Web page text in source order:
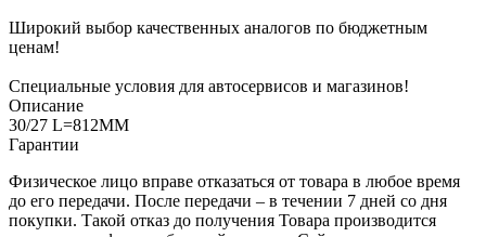
Широкий выбор качественных аналогов по бюджетным
ценам!
Специальные условия для автосервисов и магазинов!
Описание
30/27 L=812MM
Гарантии
Физическое лицо вправе отказаться от товара в любое время
до его передачи. После передачи – в течении 7 дней со дня
покупки. Такой отказ до получения Товара производится